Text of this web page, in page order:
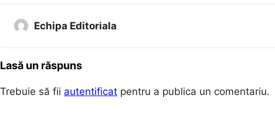
Echipa Editoriala
Lasă un răspuns
Trebuie să fii autentificat pentru a publica un comentariu.